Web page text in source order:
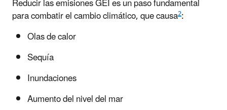
para combatir el cambio climático, que causa2:
Olas de calor
Sequía
Inundaciones
Aumento del nivel del mar